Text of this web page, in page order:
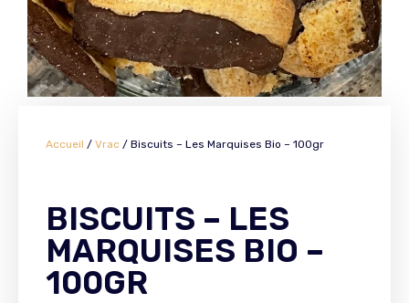
Accueil / Vrac / Biscuits – Les Marquises Bio – 100gr
BISCUITS – LES
MARQUISES BIO –
100GR